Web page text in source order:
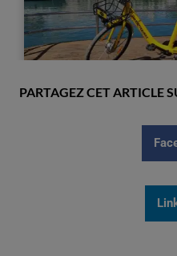
PARTAGEZ CET ARTICLE